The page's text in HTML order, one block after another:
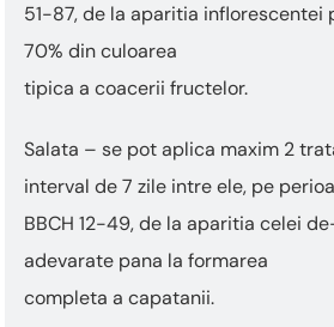
51-87, de la aparitia inflorescentei
70% din culoarea
tipica a coacerii fructelor.
Salata – se pot aplica maxim 2
interval de 7 zile intre ele, pe
BBCH 12-49, de la aparitia celei
adevarate pana la formarea
completa a capatanii.